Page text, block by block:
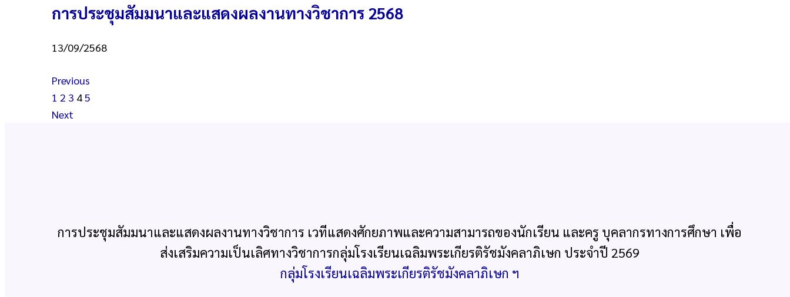
การประชุมสัมมนาและแสดงผลงานทางวิชาการ 2568
13/09/2568
Previous
1 2 3 45
Next
การประชุมสัมมนาและแสดงผลงานทางวิชาการ เวทีแสดงศักยภาพและความสามารถของนักเรียน และครู บุคลากรทางการศึกษา เพื่อ
ส่งเสริมความเป็นเลิศทางวิชาการกลุ่มโรงเรียนเฉลิมพระเกียรติรัชมังคลาภิเษก ประจำปี 2569
กลุ่มโรงเรียนเฉลิมพระเกียรติรัชมังคลาภิเษก ฯ